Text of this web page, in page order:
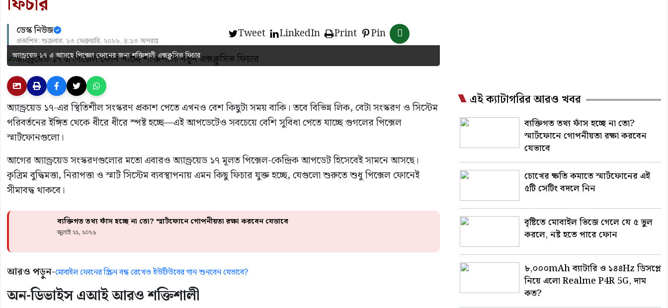
ডেস্ক নিউজ
প্রকাশিত: শুক্রবার, ১৩ ফেব্রুয়ারি, ২০২৬, ৪:১৩ অপরাহ্ণ Tweet LinkedIn Print Pin
অ্যান্ড্রয়েড ১৭ এ আসছে পিক্সেল ফোনের জন্য শক্তিশালী এক্সক্লুসিভ ফিচার
অ্যান্ড্রয়েড ১৭-এর স্থিতিশীল সংস্করণ প্রকাশ পেতে এখনও বেশ কিছুটা সময় বাকি। তবে বিভিন্ন লিক, বেটা সংস্করণ ও সিস্টেম
পরিবর্তনের ইঙ্গিত থেকে ধীরে ধীরে স্পষ্ট হচ্ছে—এই আপডেটেও সবচেয়ে বেশি সুবিধা পেতে যাচ্ছে গুগলের পিক্সেল
স্মার্টফোনগুলো।
আগের অ্যান্ড্রয়েড সংস্করণগুলোর মতো এবারও অ্যান্ড্রয়েড ১৭ মূলত পিক্সেল-কেন্দ্রিক আপডেট হিসেবেই সামনে আসছে।
কৃত্রিম বুদ্ধিমত্তা, নিরাপত্তা ও স্মার্ট সিস্টেম ব্যবস্থাপনায় এমন কিছু ফিচার যুক্ত হচ্ছে, যেগুলো শুরুতে শুধু পিক্সেল ফোনেই
সীমাবদ্ধ থাকবে।
ব্যক্তিগত তথ্য ফাঁস হচ্ছে না তো? স্মার্টফোনে গোপনীয়তা রক্ষা করবেন যেভাবে
জুলাই ২২, ২০২৬
আরও পড়ুন-মোবাইল ফোনের স্ক্রিন বন্ধ রেখেও ইউটিউবের গান শুনবেন যেভাবে?
অন-ডিভাইস এআই আরও শক্তিশালী
এই ক্যাটাগরির আরও খবর
ব্যক্তিগত তথ্য ফাঁস হচ্ছে না তো?
স্মার্টফোনে গোপনীয়তা রক্ষা করবেন
যেভাবে
চোখের ক্ষতি কমাতে স্মার্টফোনের এই
৫টি সেটিং বদলে নিন
বৃষ্টিতে মোবাইল ভিজে গেলে যে ৫ ভুল
করলে, নষ্ট হতে পারে ফোন
৮,০০০mAh ব্যাটারি ও ১৪৪Hz ডিসপ্লে
নিয়ে এলো Realme P4R 5G, দাম
কত?